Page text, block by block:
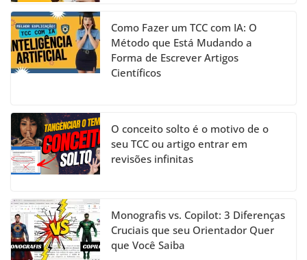
Como Fazer um TCC com IA: O
Método que Está Mudando a
Forma de Escrever Artigos
Científicos
O conceito solto é o motivo de o
seu TCC ou artigo entrar em
revisões infinitas
Monografis vs. Copilot: 3 Diferenças
Cruciais que seu Orientador Quer
que Você Saiba